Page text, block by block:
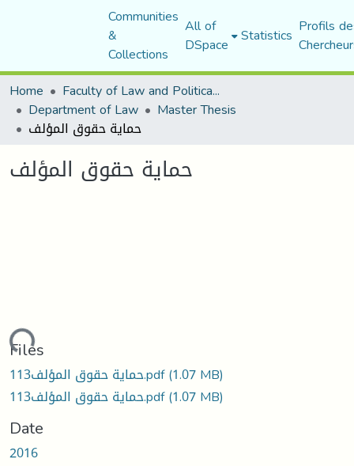
Communities
&
Collections
All of
DSpace Statistics Profils
Home
Faculty of Law and Political Science
Department of Law Master Thesis
حماية حقوق المؤلف
حماية حقوق المؤلف
Files
حماية حقوق المؤلف113.pdf(1.07 MB)
حماية حقوق المؤلف113.pdf(1.07 MB)
Date
2016